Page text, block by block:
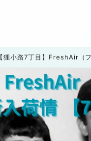
【狸小路7丁目】FreshAir（